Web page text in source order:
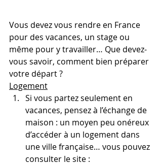
Vous devez vous rendre en France
pour des vacances, un stage ou
même pour y travailler… Que devez-
vous savoir, comment bien préparer
votre départ ?
Logement
Si vous partez seulement en
vacances, pensez à l’échange de
maison : un moyen peu onéreux
d’accéder à un logement dans
une ville française… vous pouvez
consulter le site :